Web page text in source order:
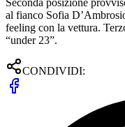
al fianco Sofia
feeling con la vettura.
“under 23”.
CONDIVIDI: